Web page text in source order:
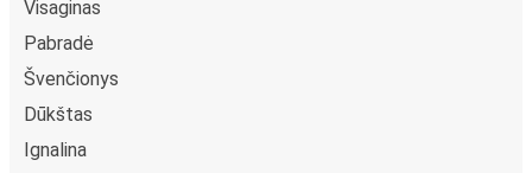
Visaginas
Pabradė
Švenčionys
Dūkštas
Ignalina